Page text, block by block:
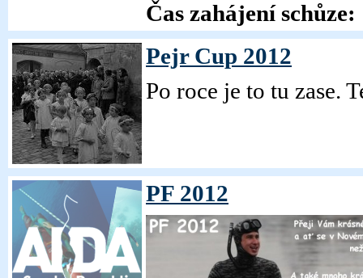
Čas zahájení schůze:
Pejr Cup 2012
Po roce je to tu zase.
PF 2012